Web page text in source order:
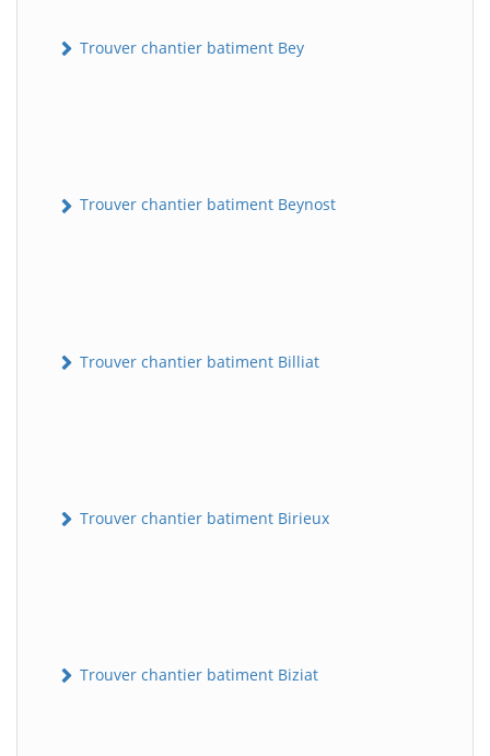
Trouver chantier batiment Bey
Trouver chantier batiment Beynost
Trouver chantier batiment Billiat
Trouver chantier batiment Birieux
Trouver chantier batiment Biziat